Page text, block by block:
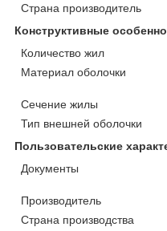
Страна производитель
Конструктивные
Количество жил
Материал оболочки
Сечение жилы
Тип внешней оболочки
Пользовательские
Документы
Производитель
Страна производства